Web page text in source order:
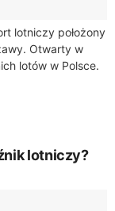
lotniczy położony
Otwarty w
lotów w Polsce.
lotniczy?